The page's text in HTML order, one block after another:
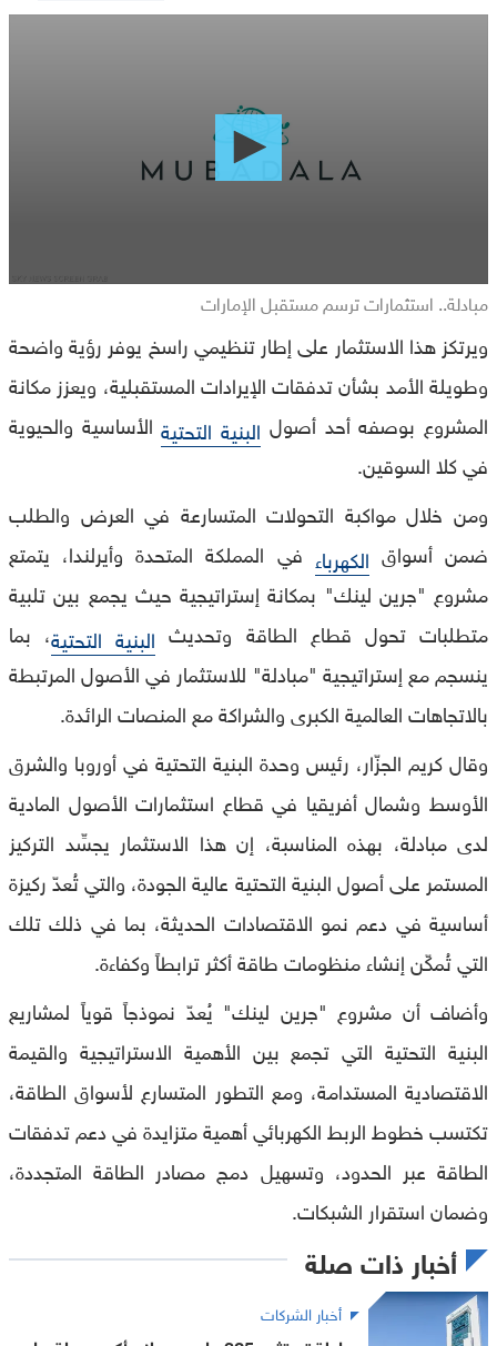
مبادلة.. استثمارات ترسم مستقبل الإمارات
ويرتكز هذا الاستثمار على إطار تنظيمي راسخ يوفر رؤية واضحة
وطويلة الأمد بشأن تدفقات الإيرادات المستقبلية، ويعزز مكانة
المشروع بوصفه أحد أصول البنية التحتيةالأساسية والحيوية
في كلا السوقين.
ومن خلال مواكبة التحولات المتسارعة في العرض والطلب
ضمن أسواق الكهرباء في المملكة المتحدة وأيرلندا، يتمتع
مشروع "جرين لينك" بمكانة إستراتيجية حيث يجمع بين تلبية
متطلبات تحول قطاع الطاقة وتحديث البنية التحتية، بما
ينسجم مع إستراتيجية "مبادلة" للاستثمار في الأصول المرتبطة
بالاتجاهات العالمية الكبرى والشراكة مع المنصات الرائدة.
وقال كريم الجزّار، رئيس وحدة البنية التحتية في أوروبا والشرق
الأوسط وشمال أفريقيا في قطاع استثمارات الأصول المادية
لدى مبادلة، بهذه المناسبة، إن هذا الاستثمار يجسِّد التركيز
المستمر على أصول البنية التحتية عالية الجودة، والتي تُعدّ ركيزة
أساسية في دعم نمو الاقتصادات الحديثة، بما في ذلك تلك
التي تُمكّن إنشاء منظومات طاقة أكثر ترابطاً وكفاءة.
وأضاف أن مشروع "جرين لينك" يُعدّ نموذجاً قوياً لمشاريع
البنية التحتية التي تجمع بين الأهمية الاستراتيجية والقيمة
الاقتصادية المستدامة، ومع التطور المتسارع لأسواق الطاقة،
تكتسب خطوط الربط الكهربائي أهمية متزايدة في دعم تدفقات
الطاقة عبر الحدود، وتسهيل دمج مصادر الطاقة المتجددة،
وضمان استقرار الشبكات.
أخبار ذات صلة
أخبار الشركات